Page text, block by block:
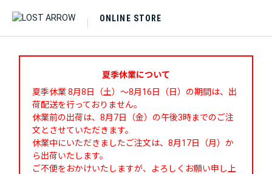
ONLINE STORE
夏季休業について
夏季休業 8月8日（土）～8月16日（日）の期間は、出
荷配送を行っておりません。
休業前の出荷は、8月7日（金）の午後3時までのご注
文とさせていただきます。
休業中にいただきましたご注文は、8月17日（月）か
ら出荷いたします。
ご不便をおかけいたしますが、よろしくお願い申し上